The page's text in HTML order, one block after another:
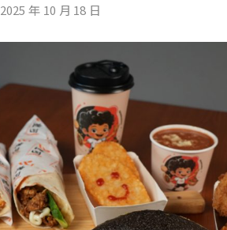
2025 年 10 月 18 日